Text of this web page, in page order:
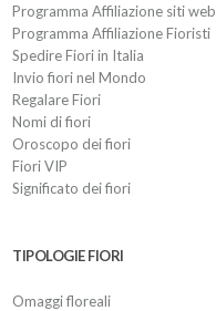
Programma Affiliazione siti web
Programma Affiliazione Fioristi
Spedire Fiori in Italia
Invio fiori nel Mondo
Regalare Fiori
Nomi di fiori
Oroscopo dei fiori
Fiori VIP
Significato dei fiori
TIPOLOGIE FIORI
Omaggi floreali